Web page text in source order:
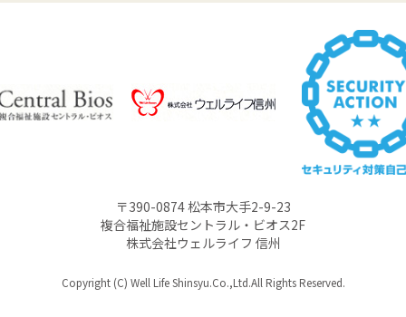
〒390-0874 松本市大手2-9-23
複合福祉施設セントラル・ビオス2F
株式会社ウェルライフ 信州
Copyright (C) Well Life Shinsyu.Co.,Ltd.All Rights Reserved.